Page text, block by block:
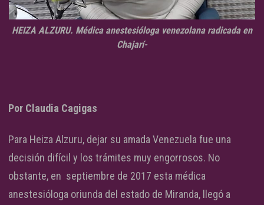
HEIZA ALZURU. Médica anestesióloga venezolana radicada en
Chajarí-
Por Claudia Cagigas
Para Heiza Alzuru, dejar su amada Venezuela fue una
decisión difícil y los trámites muy engorrosos. No
obstante, en septiembre de 2017 esta médica
anestesióloga oriunda del estado de Miranda, llegó a